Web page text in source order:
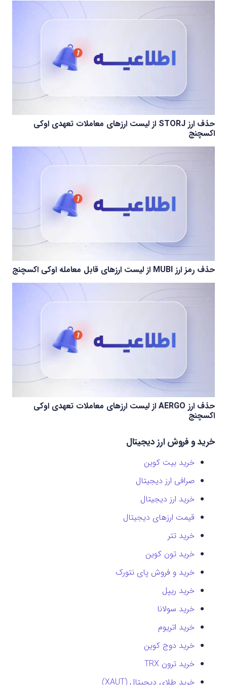
حذف ارز STORJ از لیست ارزهای معاملات تعهدی اوکی
اکسچنج
حذف رمز ارز MUBI از لیست ارزهای قابل معامله اوکی اکسچنج
حذف ارز AERGO از لیست ارزهای معاملات تعهدی اوکی
اکسچنج
خرید و فروش ارز دیجیتال
خرید بیت کوین
صرافی ارز دیجیتال
خرید ارز دیجیتال
قیمت ارزهای دیجیتال
خرید تتر
خرید تون کوین
خرید و فروش پای نتورک
خرید ریپل
خرید سولانا
خرید اتریوم
خرید دوج کوین
خرید ترون TRX
خرید طلای دیجیتال (XAUT)